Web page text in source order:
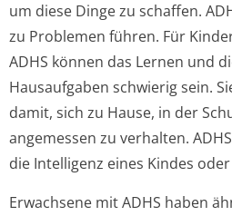
um diese Dinge zu schaffen.
zu Problemen führen. Für
ADHS können das Lernen und
Hausaufgaben schwierig sein.
damit, sich zu Hause, in der
angemessen zu verhalten.
die Intelligenz eines Kindes
Erwachsene mit ADHS haben